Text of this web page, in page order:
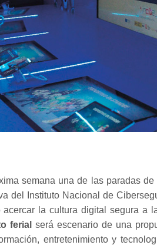
semana una de las paradas
del Instituto Nacional de
la cultura digital segura a
ferial será escenario de una
entretenimiento y